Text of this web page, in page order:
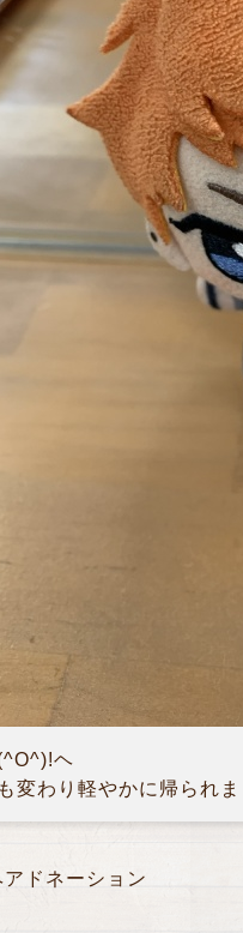
ヘ
変わり軽やかに帰られ
ドネーション